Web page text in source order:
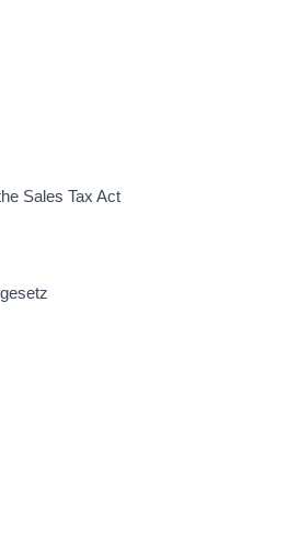
Sales Tax Act